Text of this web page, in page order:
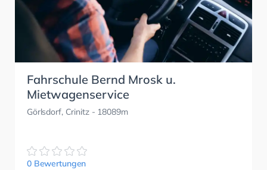
Fahrschule Bernd Mrosk u.
Mietwagenservice
Görlsdorf, Crinitz- 18089m
0 Bewertungen